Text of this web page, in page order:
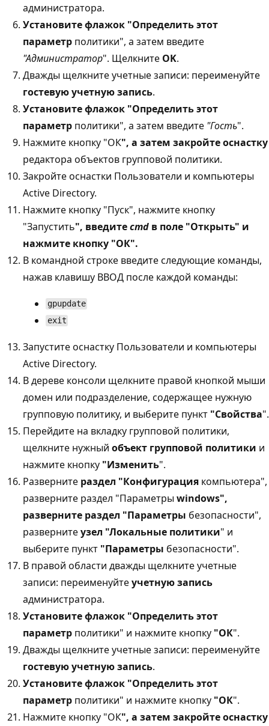
администратора.
Установите флажок "Определить этот
параметр политики", а затем введите
"Администратор". Щелкните OK.
Дважды щелкните учетные записи: переименуйте
гостевую учетную запись.
Установите флажок "Определить этот
параметр политики", а затем введите "Гость".
Нажмите кнопку "ОК", а затем закройте оснастку
редактора объектов групповой политики.
Закройте оснастки Пользователи и компьютеры
Active Directory.
Нажмите кнопку "Пуск", нажмите кнопку
"Запустить", введитеcmd в поле "Открыть" и
нажмите кнопку "ОК".
В командной строке введите следующие команды,
нажав клавишу ВВОД после каждой команды:
gpupdate
exit
Запустите оснастку Пользователи и компьютеры
Active Directory.
В дереве консоли щелкните правой кнопкой мыши
домен или подразделение, содержащее нужную
групповую политику, и выберите пункт "Свойства".
Перейдите на вкладку групповой политики,
щелкните нужный объект групповой политики и
нажмите кнопку "Изменить".
Разверните раздел "Конфигурация компьютера",
разверните раздел "Параметры windows",
разверните раздел "Параметры безопасности",
развернитеузел "Локальные политики" и
выберите пункт "Параметры безопасности".
В правой области дважды щелкните учетные
записи: переименуйтеучетную запись
администратора.
Установите флажок "Определить этот
параметр политики" и нажмите кнопку "ОК".
Дважды щелкните учетные записи: переименуйте
гостевую учетную запись.
Установите флажок "Определить этот
параметр политики" и нажмите кнопку "ОК".
Нажмите кнопку "ОК", а затем закройте оснастку